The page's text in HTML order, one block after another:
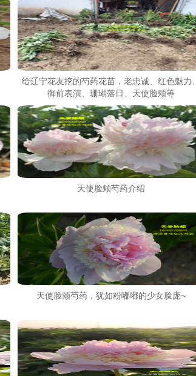
给辽宁花友挖的芍药花苗，老忠诚、红色魅力、
御前表演、珊瑚落日、天使脸颊等
天使脸颊芍药介绍
天使脸颊芍药，犹如粉嘟嘟的少女脸庞~